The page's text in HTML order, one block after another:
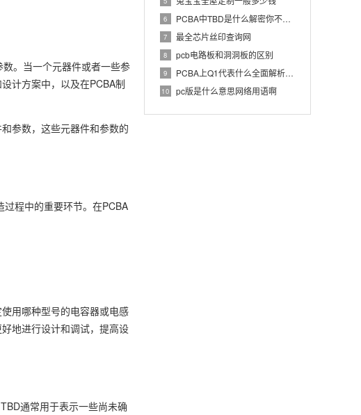
6 PCBA中TBD是什么解密你不知道的电子行业术语
7 最全芯片丝印查询网
8 pcb电路板和洞洞板的区别
9 PCBA上Q1代表什么全面解析PCB电路板中Q1的作用
10 pc版是什么意思网络用语啊
。当一个元器件或者一些参
计方案中，以及在PCBA制
参数，这些元器件和参数的
程中的重要环节。在PCBA
用哪种型号的电容器或电感
地进行设计和调试，提高设
通常用于表示一些尚未确